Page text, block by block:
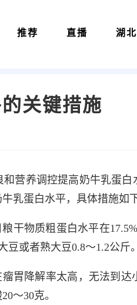
推荐 直播 湖北
关键措施
营养调控提高奶牛乳蛋
乳蛋白水平，具体措施如下
干物质粗蛋白水平在
或者熟大豆0.8～1.2公斤。
胃降解率太高，无法到
～30克。